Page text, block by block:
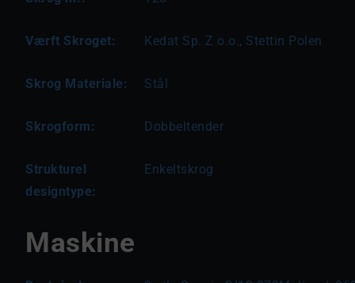
Værft Skroget: Kedat Sp. Z o.o., Stettin Polen
Skrog Materiale: Stål
Skrogform: Dobbeltender
Strukturel
designtype:
Enkeltskrog
Maskine